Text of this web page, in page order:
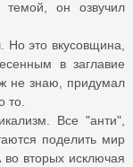
темой, он озвучил
Но это вкусовщина,
в заглавие
не знаю, придумал
то.
Все "анти",
поделить мир
вторых исключая